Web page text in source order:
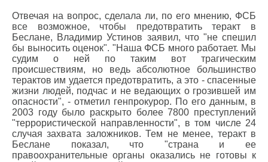
Отвечая на вопрос, сделала ли, по его мнению, ФСБ
все возможное, чтобы предотвратить теракт в
Беслане, Владимир Устинов заявил, что "не спешил
бы выносить оценок". "Наша ФСБ много работает. Мы
судим о ней по таким вот трагическим
происшествиям, но ведь абсолютное большинство
терактов им удается предотвратить, а это - спасенные
жизни людей, подчас и не ведающих о грозившей им
опасности", - отметил генпрокурор. По его данным, в
2003 году было раскрыто более 7800 преступлений
"террористической направленности", в том числе 24
случая захвата заложников. Тем не менее, теракт в
Беслане показал, что "страна и ее
правоохранительные органы оказались не готовы к